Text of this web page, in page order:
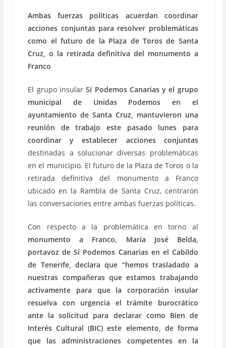
Ambas fuerzas políticas acuerdan coordinar
acciones conjuntas para resolver problemáticas
como el futuro de la Plaza de Toros de Santa
Cruz, o la retirada definitiva del monumento a
Franco
El grupo insularSí Podemos Canarias y el grupo
municipal de Unidas Podemos en el
ayuntamiento de Santa Cruz, mantuvieron una
reunión de trabajo este pasado lunes para
coordinar y establecer acciones conjuntas
destinadas a solucionar diversas problemáticas
en el municipio. El futuro de la Plaza de Toros o la
retirada definitiva del monumento a Franco
ubicado en la Rambla de Santa Cruz, centraron
las conversaciones entre ambas fuerzas políticas.
Con respecto a la problemática en torno al
monumento a Franco, María José Belda,
portavoz de Sí Podemos Canarias en el Cabildo
de Tenerife, declara que “hemos trasladado a
nuestras compañeras que estamos trabajando
activamente para que la corporación insular
resuelva con urgencia el trámite burocrático
ante la solicitud para declarar como Bien de
Interés Cultural (BIC) este elemento, de forma
que las administraciones competentes en la